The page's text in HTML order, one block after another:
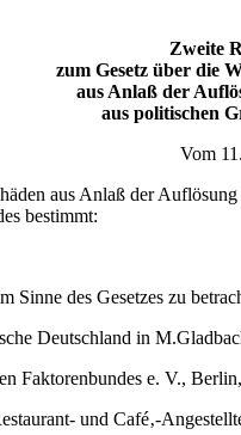
Zweite
zum Gesetz über die
aus Anlaß der
aus politischen
Vom
aus Anlaß der
bestimmt:
Sinne des Gesetzes zu
Deutschland in
Faktorenbundes e. V., Berlin,
und Café‚-